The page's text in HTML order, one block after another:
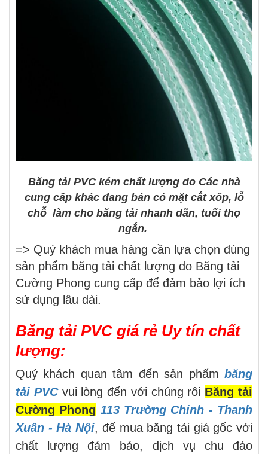
Băng tải PVC kém chất lượng do Các nhà
cung cấp khác đang bán có mặt cắt xốp, lỗ
chỗ làm cho băng tải nhanh dãn, tuổi thọ
ngắn.
=> Quý khách mua hàng cần lựa chọn đúng
sản phẩm băng tải chất lượng do Băng tải
Cường Phong cung cấp để đảm bảo lợi ích
sử dụng lâu dài.
Băng tải PVC giá rẻ Uy tín chất
lượng:
Quý khách quan tâm đến sản phẩm băng
tải PVCvui lòng đến với chúng rôi Băng tải
Cường Phong 113 Trường Chinh - Thanh
Xuân - Hà Nội, để mua băng tải giá gốc với
chất lượng đảm bảo, dịch vụ chu đáo